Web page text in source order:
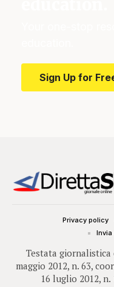
Sign Up for
Testata giornalistica
maggio 2012, n. 63,
16 luglio 2012, n.
Privacy policy
Invia